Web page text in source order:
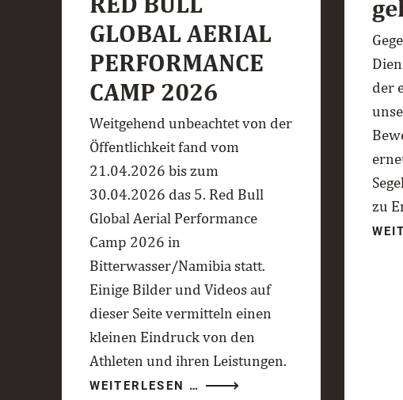
GLOBAL AERIAL
PERFORMANCE
CAMP 2026
Weitgehend unbeachtet von der
Öffentlichkeit fand vom
21.04.2026 bis zum
30.04.2026 das 5. Red Bull
Global Aerial Performance
Camp 2026 in
Bitterwasser/Namibia statt.
Einige Bilder und Videos auf
dieser Seite vermitteln einen
kleinen Eindruck von den
Athleten und ihren Leistungen.
WEITERLESEN … BULL
der
zu